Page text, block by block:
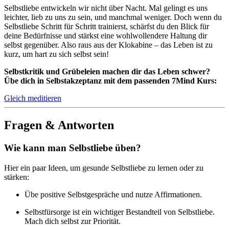
Selbstliebe entwickeln wir nicht über Nacht. Mal gelingt es uns
leichter, lieb zu uns zu sein, und manchmal weniger. Doch wenn du
Selbstliebe Schritt für Schritt trainierst, schärfst du den Blick für
deine Bedürfnisse und stärkst eine wohlwollendere Haltung dir
selbst gegenüber. Also raus aus der Klokabine – das Leben ist zu
kurz, um hart zu sich selbst sein!
Selbstkritik und Grübeleien machen dir das Leben schwer?
Übe dich in Selbstakzeptanz mit dem passenden 7Mind Kurs:
Gleich meditieren
Fragen & Antworten
Wie kann man Selbstliebe üben?
Hier ein paar Ideen, um gesunde Selbstliebe zu lernen oder zu
stärken:
Übe positive Selbstgespräche und nutze Affirmationen.
Selbstfürsorge ist ein wichtiger Bestandteil von Selbstliebe.
Mach dich selbst zur Priorität.